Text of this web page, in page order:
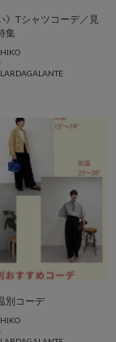
》Tシャツコーデ／見
集
別コーデ